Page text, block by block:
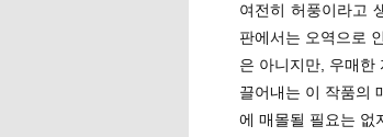
여전히 허풍이라고
판에서는 오역으로
은 아니지만, 우매한
끌어내는 이 작품의
에 매몰될 필요는 없